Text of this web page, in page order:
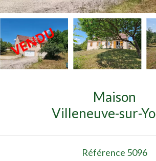
Maison
Villeneuve-sur-
Référence 5096